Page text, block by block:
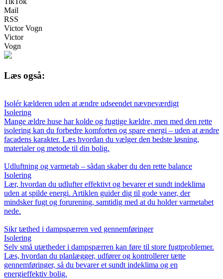
Mail
RSS
Victor Vogn
Victor
Vogn
Læs også:
Isolér kælderen uden at ændre udseendet nævneværdigt
Isolering
Mange ældre huse har kolde og fugtige kældre, men med den rette
isolering kan du forbedre komforten og spare energi – uden at ændre
facadens karakter. Læs hvordan du vælger den bedste løsning,
materialer og metode til din bolig.
Udluftning og varmetab – sådan skaber du den rette balance
Isolering
Lær, hvordan du udlufter effektivt og bevarer et sundt indeklima
uden at spilde energi. Artiklen guider dig til gode vaner, der
mindsker fugt og forurening, samtidig med at du holder varmetabet
nede.
Sikr tæthed i dampspærren ved gennemføringer
Isolering
Selv små utætheder i dampspærren kan føre til store fugtproblemer.
Læs, hvordan du planlægger, udfører og kontrollerer tætte
gennemføringer, så du bevarer et sundt indeklima og en
energieffektiv bolig.